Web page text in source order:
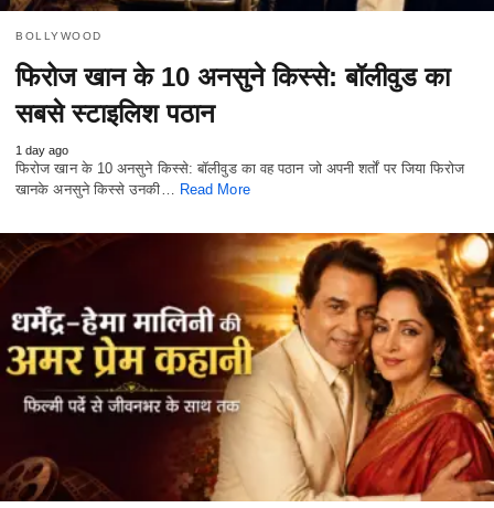
BOLLYWOOD
फिरोज खान के 10 अनसुने किस्से: बॉलीवुड का
सबसे स्टाइलिश पठान
1 day ago
फिरोज खान के 10 अनसुने किस्से: बॉलीवुड का वह पठान जो अपनी शर्तों पर जिया फिरोज
खानके अनसुने किस्से उनकी…
Read More